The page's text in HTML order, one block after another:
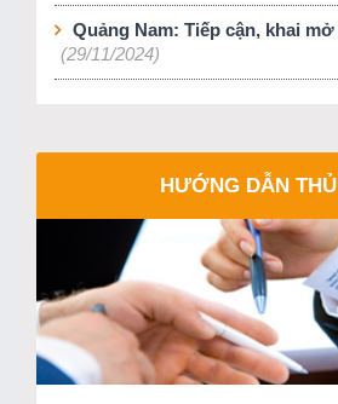
Quảng Nam: Tiếp cận, khai mở
(29/11/2024)
HƯỚNG DẪN